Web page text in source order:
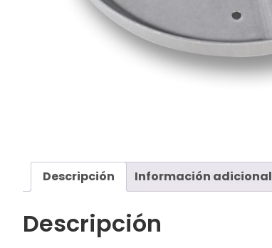
Descripción Información adicional
Descripción